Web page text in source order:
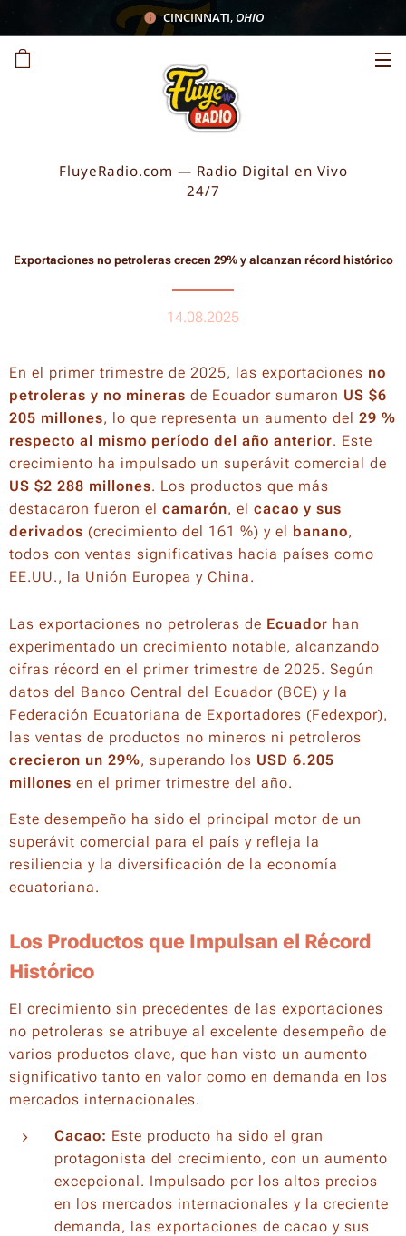
CINCINNATI,OHIO
FluyeRadio.com — Radio Digital en Vivo
24/7
Exportaciones no petroleras crecen 29% y alcanzan récord histórico
14.08.2025
En el primer trimestre de 2025, las exportaciones no
petroleras y no mineras de Ecuador sumaron US $6
205 millones, lo que representa un aumento del 29 %
respecto al mismo período del año anterior. Este
crecimiento ha impulsado un superávit comercial de
US $2 288 millones. Los productos que más
destacaron fueron el camarón, el cacao y sus
derivados (crecimiento del 161 %) y el banano,
todos con ventas significativas hacia países como
EE.UU., la Unión Europea y China.
Las exportaciones no petroleras de Ecuador han
experimentado un crecimiento notable, alcanzando
cifras récord en el primer trimestre de 2025. Según
datos del Banco Central del Ecuador (BCE) y la
Federación Ecuatoriana de Exportadores (Fedexpor),
las ventas de productos no mineros ni petroleros
crecieron un 29%, superando los USD 6.205
millones en el primer trimestre del año.
Este desempeño ha sido el principal motor de un
superávit comercial para el país y refleja la
resiliencia y la diversificación de la economía
ecuatoriana.
Los Productos que Impulsan el Récord
Histórico
El crecimiento sin precedentes de las exportaciones
no petroleras se atribuye al excelente desempeño de
varios productos clave, que han visto un aumento
significativo tanto en valor como en demanda en los
mercados internacionales.
Cacao: Este producto ha sido el gran
protagonista del crecimiento, con un aumento
excepcional. Impulsado por los altos precios
en los mercados internacionales y la creciente
demanda, las exportaciones de cacao y sus